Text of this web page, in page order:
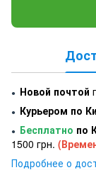
● Новой почтой
● Курьером по
● Бесплатно по
1500 грн.
Подробнее о